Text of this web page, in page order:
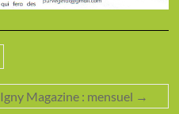
Igny Magazine : mensuel →